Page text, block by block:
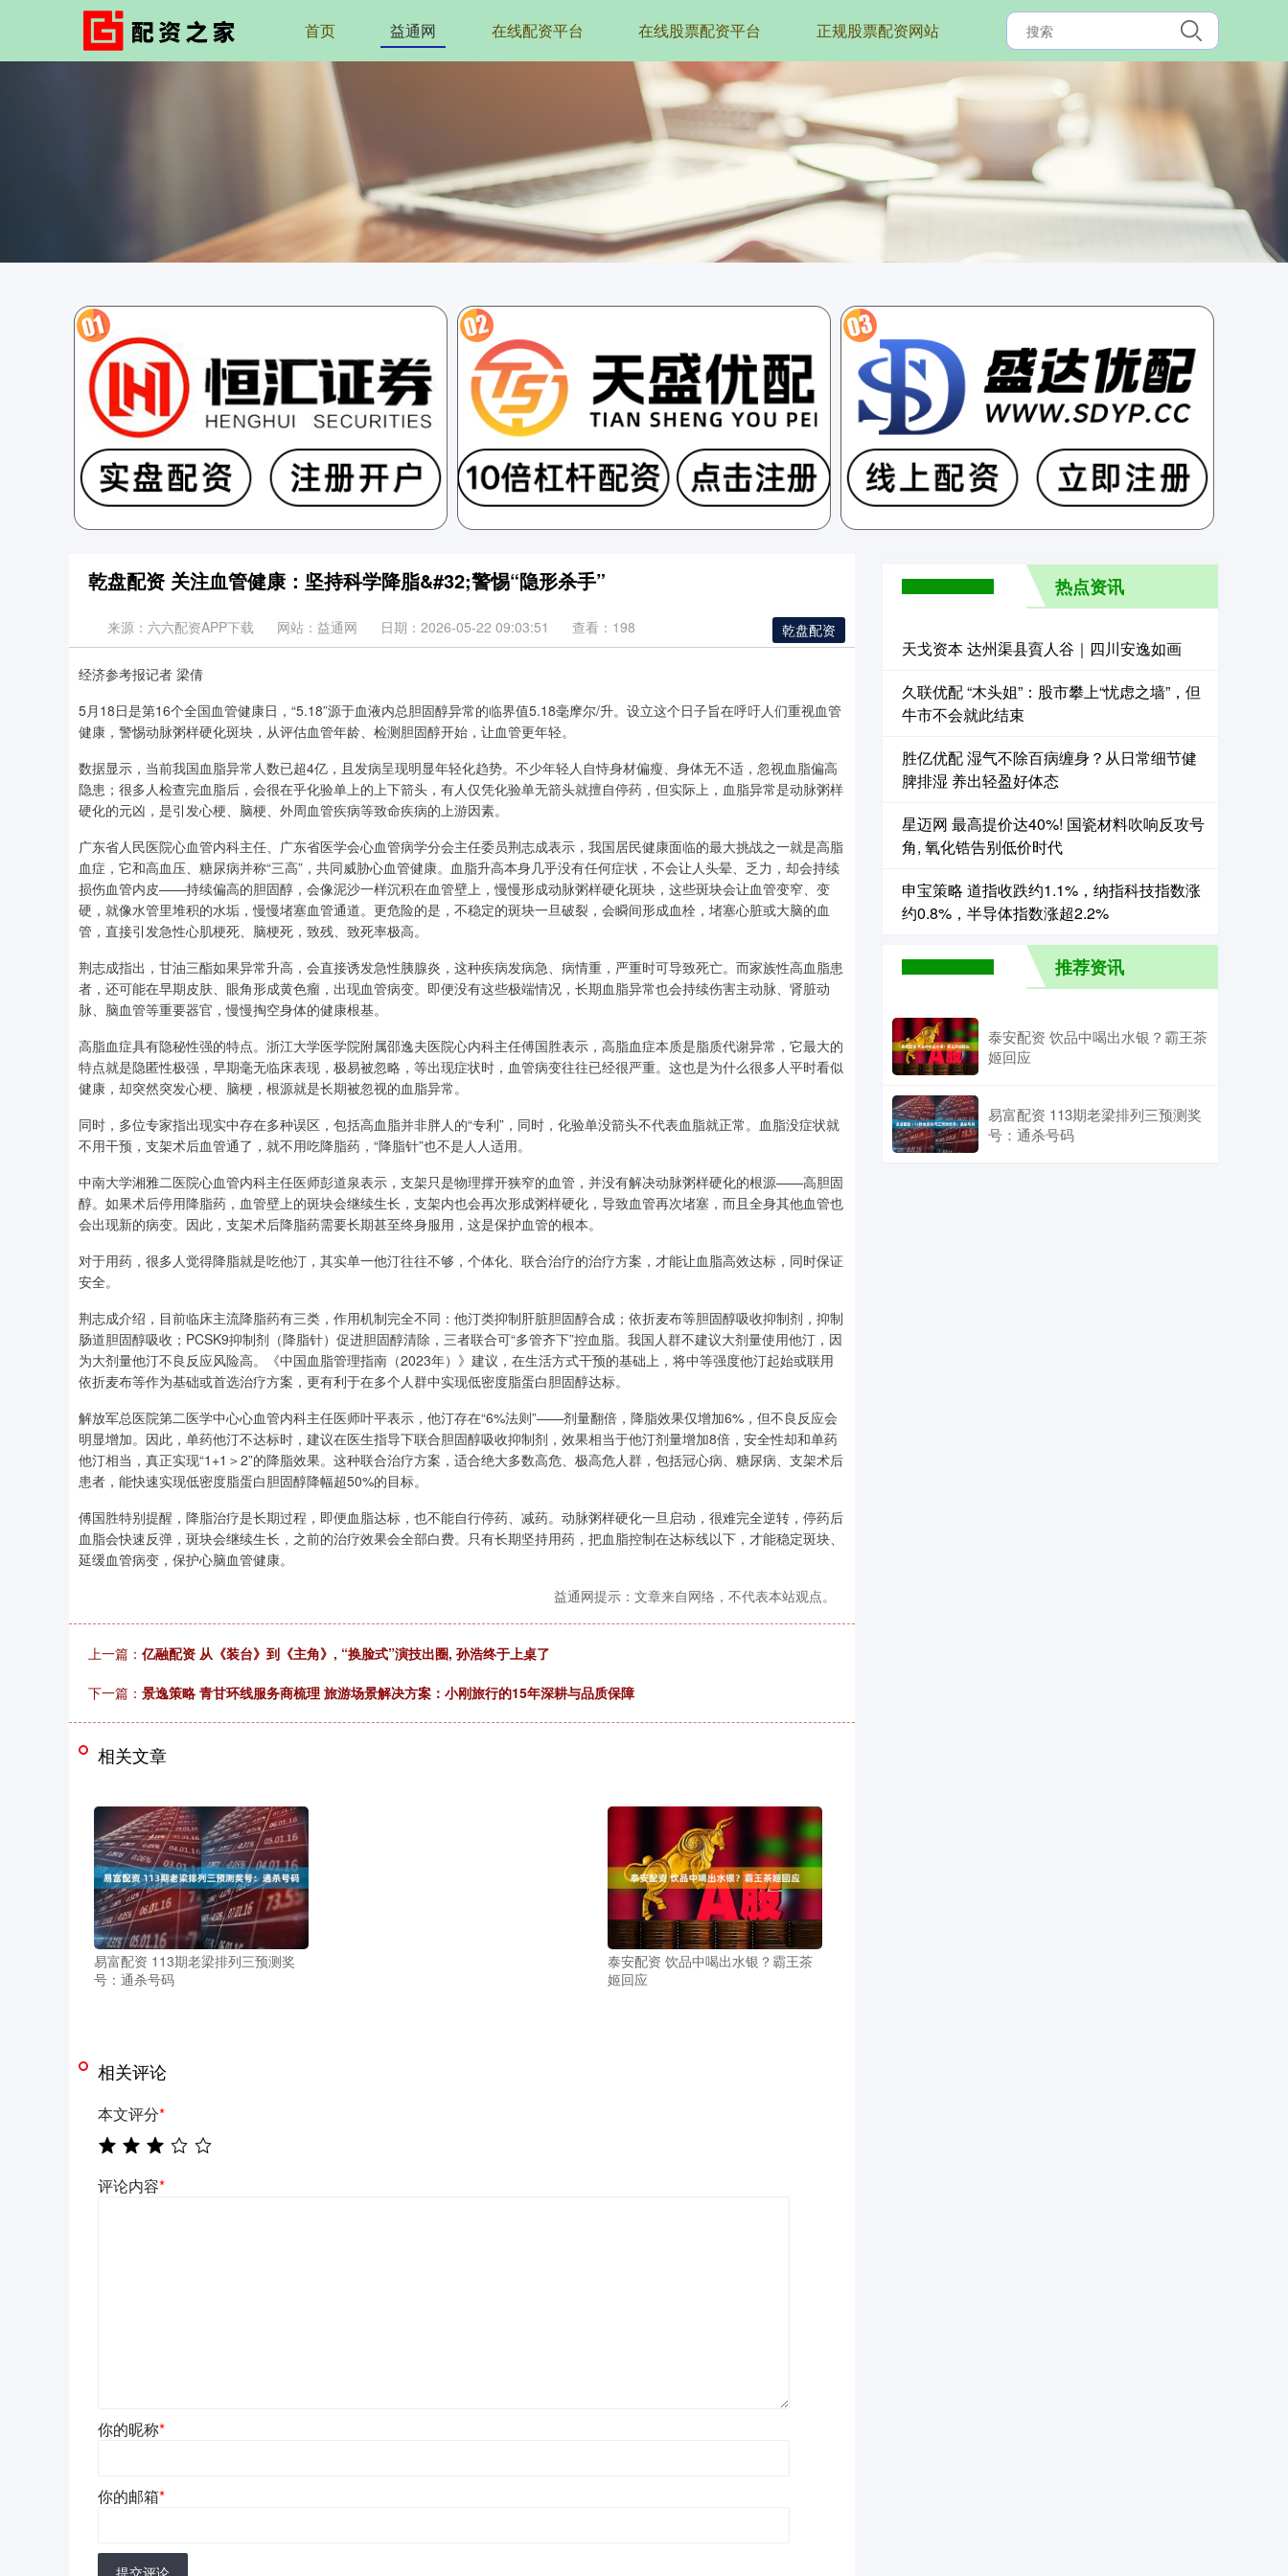
首页 益通网 在线配资平台 在线股票配资平台 正规股票配资网站
乾盘配资 关注血管健康：坚持科学降脂&#32;警惕“隐形杀手”
乾盘配资
来源：六六配资APP下载 网站：益通网 日期：2026-05-22 09:03:51 查看：198
经济参考报记者 梁倩
5月18日是第16个全国血管健康日，“5.18”源于血液内总胆固醇异常的临界值5.18毫摩尔/升。设立这个日子旨在呼吁人们重视血管
健康，警惕动脉粥样硬化斑块，从评估血管年龄、检测胆固醇开始，让血管更年轻。
数据显示，当前我国血脂异常人数已超4亿，且发病呈现明显年轻化趋势。不少年轻人自恃身材偏瘦、身体无不适，忽视血脂偏高
隐患；很多人检查完血脂后，会很在乎化验单上的上下箭头，有人仅凭化验单无箭头就擅自停药，但实际上，血脂异常是动脉粥样
硬化的元凶，是引发心梗、脑梗、外周血管疾病等致命疾病的上游因素。
广东省人民医院心血管内科主任、广东省医学会心血管病学分会主任委员荆志成表示，我国居民健康面临的最大挑战之一就是高脂
血症，它和高血压、糖尿病并称“三高”，共同威胁心血管健康。血脂升高本身几乎没有任何症状，不会让人头晕、乏力，却会持续
损伤血管内皮——持续偏高的胆固醇，会像泥沙一样沉积在血管壁上，慢慢形成动脉粥样硬化斑块，这些斑块会让血管变窄、变
硬，就像水管里堆积的水垢，慢慢堵塞血管通道。更危险的是，不稳定的斑块一旦破裂，会瞬间形成血栓，堵塞心脏或大脑的血
管，直接引发急性心肌梗死、脑梗死，致残、致死率极高。
荆志成指出，甘油三酯如果异常升高，会直接诱发急性胰腺炎，这种疾病发病急、病情重，严重时可导致死亡。而家族性高血脂患
者，还可能在早期皮肤、眼角形成黄色瘤，出现血管病变。即便没有这些极端情况，长期血脂异常也会持续伤害主动脉、肾脏动
脉、脑血管等重要器官，慢慢掏空身体的健康根基。
高脂血症具有隐秘性强的特点。浙江大学医学院附属邵逸夫医院心内科主任傅国胜表示，高脂血症本质是脂质代谢异常，它最大的
特点就是隐匿性极强，早期毫无临床表现，极易被忽略，等出现症状时，血管病变往往已经很严重。这也是为什么很多人平时看似
健康，却突然突发心梗、脑梗，根源就是长期被忽视的血脂异常。
同时，多位专家指出现实中存在多种误区，包括高血脂并非胖人的“专利”，同时，化验单没箭头不代表血脂就正常。血脂没症状就
不用干预，支架术后血管通了，就不用吃降脂药，“降脂针”也不是人人适用。
中南大学湘雅二医院心血管内科主任医师彭道泉表示，支架只是物理撑开狭窄的血管，并没有解决动脉粥样硬化的根源——高胆固
醇。如果术后停用降脂药，血管壁上的斑块会继续生长，支架内也会再次形成粥样硬化，导致血管再次堵塞，而且全身其他血管也
会出现新的病变。因此，支架术后降脂药需要长期甚至终身服用，这是保护血管的根本。
对于用药，很多人觉得降脂就是吃他汀，其实单一他汀往往不够，个体化、联合治疗的治疗方案，才能让血脂高效达标，同时保证
安全。
荆志成介绍，目前临床主流降脂药有三类，作用机制完全不同：他汀类抑制肝脏胆固醇合成；依折麦布等胆固醇吸收抑制剂，抑制
肠道胆固醇吸收；PCSK9抑制剂（降脂针）促进胆固醇清除，三者联合可“多管齐下”控血脂。我国人群不建议大剂量使用他汀，因
为大剂量他汀不良反应风险高。《中国血脂管理指南（2023年）》建议，在生活方式干预的基础上，将中等强度他汀起始或联用
依折麦布等作为基础或首选治疗方案，更有利于在多个人群中实现低密度脂蛋白胆固醇达标。
解放军总医院第二医学中心心血管内科主任医师叶平表示，他汀存在“6%法则”——剂量翻倍，降脂效果仅增加6%，但不良反应会
明显增加。因此，单药他汀不达标时，建议在医生指导下联合胆固醇吸收抑制剂，效果相当于他汀剂量增加8倍，安全性却和单药
他汀相当，真正实现“1+1＞2”的降脂效果。这种联合治疗方案，适合绝大多数高危、极高危人群，包括冠心病、糖尿病、支架术后
患者，能快速实现低密度脂蛋白胆固醇降幅超50%的目标。
傅国胜特别提醒，降脂治疗是长期过程，即便血脂达标，也不能自行停药、减药。动脉粥样硬化一旦启动，很难完全逆转，停药后
血脂会快速反弹，斑块会继续生长，之前的治疗效果会全部白费。只有长期坚持用药，把血脂控制在达标线以下，才能稳定斑块、
延缓血管病变，保护心脑血管健康。
益通网提示：文章来自网络，不代表本站观点。
上一篇： 亿融配资 从《装台》到《主角》, “换脸式”演技出圈, 孙浩终于上桌了
下一篇： 景逸策略 青甘环线服务商梳理 旅游场景解决方案：小刚旅行的15年深耕与品质保障
相关文章
易富配资 113期老梁排列三预测奖
号：通杀号码
泰安配资 饮品中喝出水银？霸王茶
姬回应
相关评论
本文评分*
评论内容*
你的昵称*
你的邮箱*
热点资讯
天戈资本 达州渠县賨人谷｜四川安逸如画
久联优配 “木头姐”：股市攀上“忧虑之墙”，但
牛市不会就此结束
胜亿优配 湿气不除百病缠身？从日常细节健
脾排湿 养出轻盈好体态
星迈网 最高提价达40%! 国瓷材料吹响反攻号
角, 氧化锆告别低价时代
申宝策略 道指收跌约1.1%，纳指科技指数涨
约0.8%，半导体指数涨超2.2%
推荐资讯
泰安配资 饮品中喝出水银？霸王茶
姬回应
易富配资 113期老梁排列三预测奖
号：通杀号码